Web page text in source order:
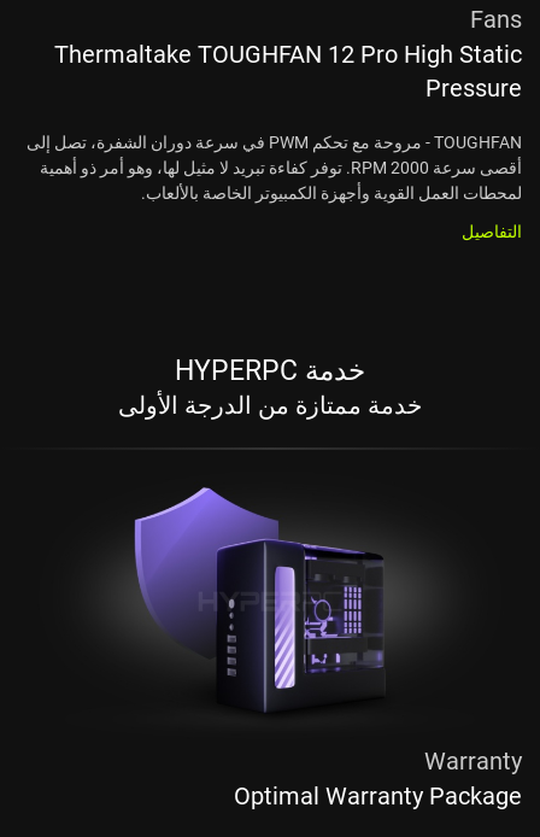
Fans
Thermaltake TOUGHFAN 12 Pro High Static
Pressure
TOUGHFAN - مروحة مع تحكم PWM في سرعة دوران الشفرة، تصل إلى
أقصى سرعة 2000 RPM. توفر كفاءة تبريد لا مثيل لها، وهو أمر ذو أهمية
لمحطات العمل القوية وأجهزة الكمبيوتر الخاصة بالألعاب.
التفاصيل
خدمة HYPERPC
خدمة ممتازة من الدرجة الأولى
Warranty
Optimal Warranty Package